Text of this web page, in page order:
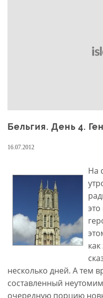
Бельгия. День 4.
16.07.2012
На
несколько дней. А тем
составленный
очередную порцию